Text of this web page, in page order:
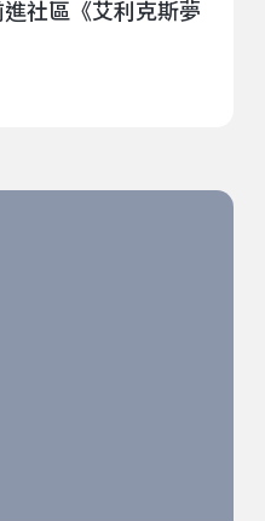
社區《艾利克斯夢